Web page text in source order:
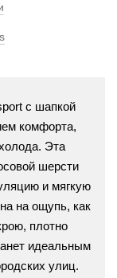
с шапкой
комфорта,
Эта
шерсти
и мягкую
на ощупь, как
плотно
идеальным
улиц.